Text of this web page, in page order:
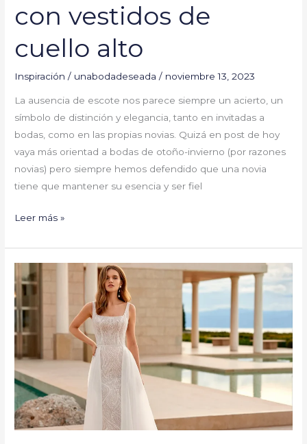
con vestidos de
cuello alto
Inspiración / unabodadeseada/ noviembre 13, 2023
La ausencia de escote nos parece siempre un acierto, un
símbolo de distinción y elegancia, tanto en invitadas a
bodas, como en las propias novias. Quizá en post de hoy
vaya más orientad a bodas de otoño-invierno (por razones
novias) pero siempre hemos defendido que una novia
tiene que mantener su esencia y ser fiel
Leer más »
Sobrefalda
desmontable
para
un
vestido
de
novia
«2
en
1»